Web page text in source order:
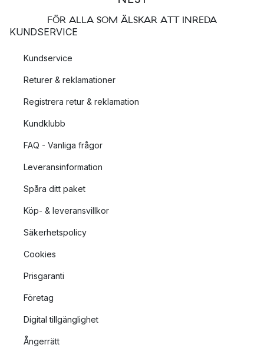
FÖR ALLA SOM ÄLSKAR ATT INREDA
KUNDSERVICE
Kundservice
Returer & reklamationer
Registrera retur & reklamation
Kundklubb
FAQ - Vanliga frågor
Leveransinformation
Spåra ditt paket
Köp- & leveransvillkor
Säkerhetspolicy
Cookies
Prisgaranti
Företag
Digital tillgänglighet
Ångerrätt